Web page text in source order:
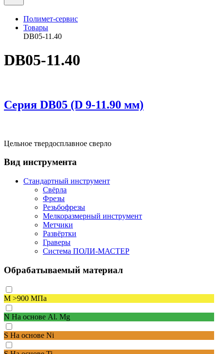
Полимет-сервис
Товары
DB05-11.40
DB05-11.40
Серия DВ05 (D 9-11.90 мм)
Цельное твердосплавное сверло
Вид инструмента
Стандартный инструмент
Свёрла
Фрезы
Резьбофрезы
Мелкоразмерный инструмент
Метчики
Развёртки
Граверы
Система ПОЛИ-МАСТЕР
Обрабатываемый материал
M >900 МПа
N На основе Al. Mg
S На основе Ni